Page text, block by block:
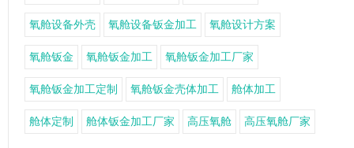
氧舱设备外壳 氧舱设备钣金加工 氧舱设计方案
氧舱钣金 氧舱钣金加工 氧舱钣金加工厂家
氧舱钣金加工定制 氧舱钣金壳体加工 舱体加工
舱体定制 舱体钣金加工厂家 高压氧舱 高压氧舱厂家